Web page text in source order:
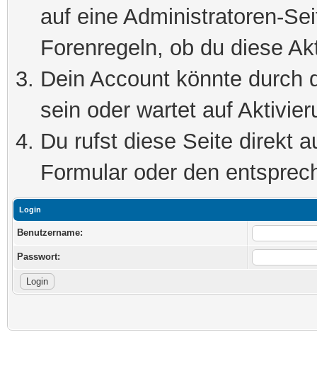
auf eine Administratoren-
Forenregeln, ob du diese
Dein Account könnte durch
sein oder wartet auf
Du rufst diese Seite direkt
Formular oder den
Login
Benutzername:
Passwort: